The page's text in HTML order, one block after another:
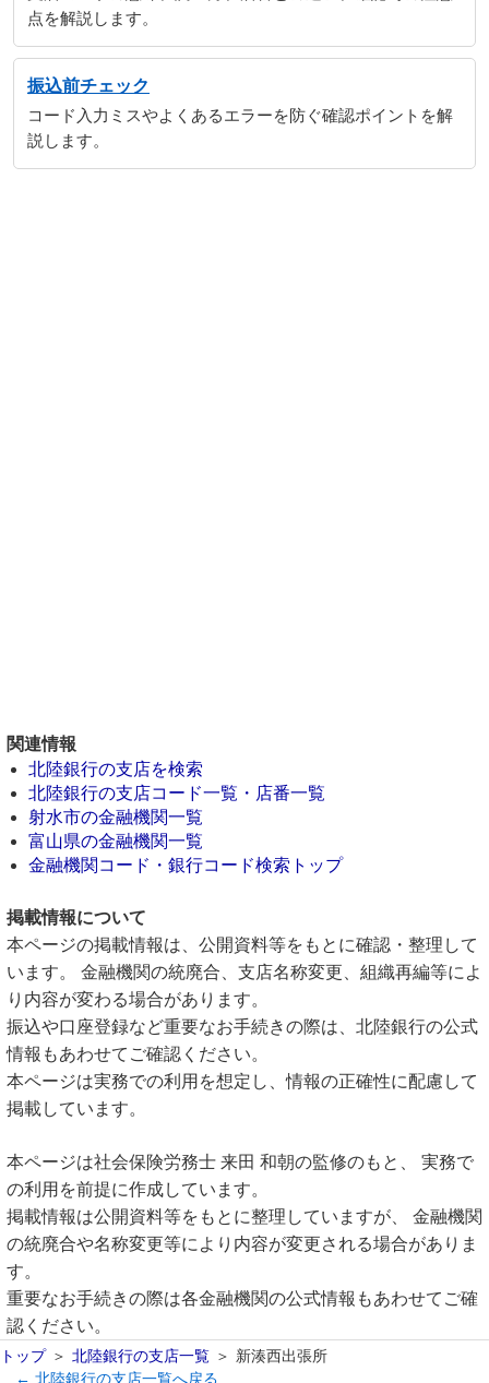
点を解説します。
振込前チェック
コード入力ミスやよくあるエラーを防ぐ確認ポイントを解
説します。
関連情報
北陸銀行の支店を検索
北陸銀行の支店コード一覧・店番一覧
射水市の金融機関一覧
富山県の金融機関一覧
金融機関コード・銀行コード検索トップ
掲載情報について
本ページの掲載情報は、公開資料等をもとに確認・整理して
います。 金融機関の統廃合、支店名称変更、組織再編等によ
り内容が変わる場合があります。
振込や口座登録など重要なお手続きの際は、北陸銀行の公式
情報もあわせてご確認ください。
本ページは実務での利用を想定し、情報の正確性に配慮して
掲載しています。
本ページは社会保険労務士 来田 和朝の監修のもと、 実務で
の利用を前提に作成しています。
掲載情報は公開資料等をもとに整理していますが、 金融機関
の統廃合や名称変更等により内容が変更される場合がありま
す。
重要なお手続きの際は各金融機関の公式情報もあわせてご確
認ください。
トップ 北陸銀行の支店一覧
新湊西出張所
← 北陸銀行の支店一覧へ戻る